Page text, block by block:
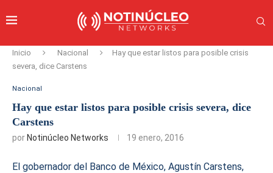
Inicio Nacional
Hay que estar listos para posible crisis
severa, dice Carstens
Nacional
Hay que estar listos para posible crisis severa, dice
Carstens
por Notinúcleo Networks 19 enero, 2016
El gobernador del Banco de México, Agustín Carstens,